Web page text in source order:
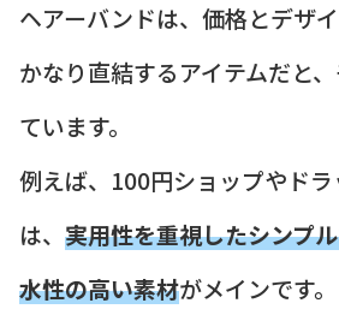
ヘアーバンドは、価格とデザ
かなり直結するアイテムだと
ています。
例えば、100円ショップやド
は、 実用性を重視したシンプ
水性の高い素材がメインです。